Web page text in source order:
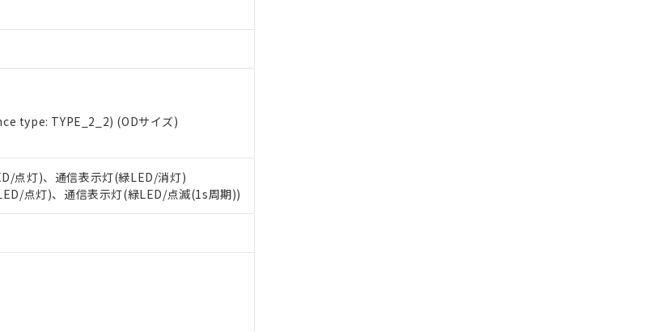
type: TYPE_2_2) (ODサイズ)
点灯)、通信表示灯(緑LED/消灯)
点灯)、通信表示灯(緑LED/点滅(1s周期))
のうえご利用ください。
質）の非含有に対応した製品が提供可能な商品です。
の非含有に対応した製品に切り替える予定のある商品です。
質）の非含有に非対応の商品で、対応品を出す予定はありません。
質）の非含有の対応状況を調査中または確認中の商品です。
、有害物質有無と関係のない商品です。
としていたものが、含有品と判明した場合などやむを得ず変更すること
フェニル類(PBB) 1000ppm以下、ポリ臭化ジフェニルエーテル類(PBDE) 1000ppm以下、
：DOP) 1000ppm以下、フタル酸ブチルベンジル（BBP） 1000ppm以下、フタル酸ジブチ
チル (DIBP) 1000ppm以下
に対する適用除外項目は除く。
へお問い合わせください。
カドミウム) : 100ppm、
化ビフェニル類) : 1000ppm、 PBDEs(ポリ臭化ジフェニルエーテル類) : 1000ppm、